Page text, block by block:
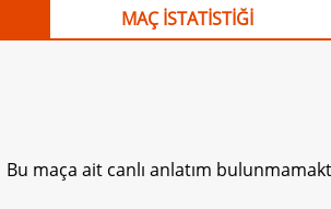
MAÇ İSTATİSTİĞİ
Bu maça ait canlı anlatım